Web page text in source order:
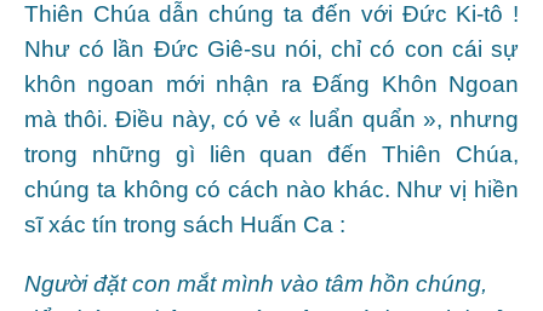
Thiên Chúa dẫn chúng ta đến với Đức Ki-tô !
Như có lần Đức Giê-su nói, chỉ có con cái sự
khôn ngoan mới nhận ra Đấng Khôn Ngoan
mà thôi. Điều này, có vẻ « luẩn quẩn », nhưng
trong những gì liên quan đến Thiên Chúa,
chúng ta không có cách nào khác. Như vị hiền
sĩ xác tín trong sách Huấn Ca :
Người đặt con mắt mình vào tâm hồn chúng,